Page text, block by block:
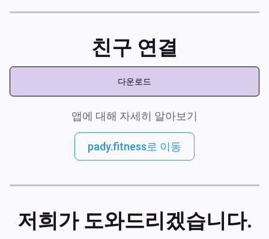
친구 연결
다운로드
앱에 대해 자세히 알아보기
pady.fitness로 이동
저희가 도와드리겠습니다.